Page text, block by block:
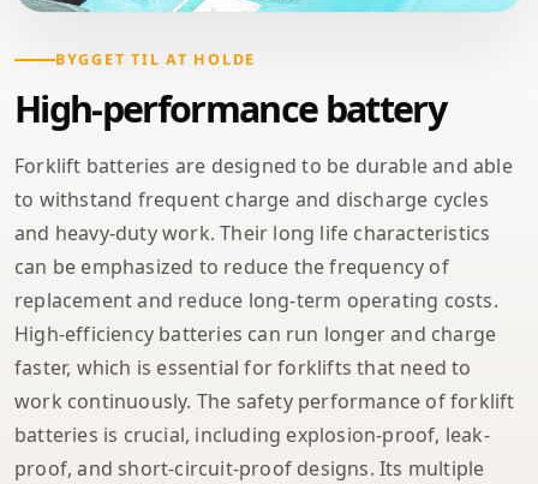
BYGGET TIL AT HOLDE
High-performance battery
Forklift batteries are designed to be durable and able
to withstand frequent charge and discharge cycles
and heavy-duty work. Their long life characteristics
can be emphasized to reduce the frequency of
replacement and reduce long-term operating costs.
High-efficiency batteries can run longer and charge
faster, which is essential for forklifts that need to
work continuously. The safety performance of forklift
batteries is crucial, including explosion-proof, leak-
proof, and short-circuit-proof designs. Its multiple